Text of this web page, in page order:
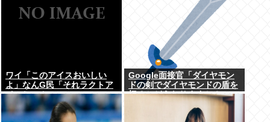
ワイ「このアイスおいしい
よ」なんG民「それラクトア
イスじゃん」
Google面接官「ダイヤモン
ドの剣でダイヤモンドの盾を
切るとどうなりますか？」